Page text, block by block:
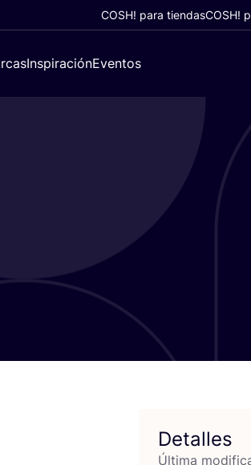
COSH! para tiendasCOSH!
InspiraciónEventos
Detalles
Última